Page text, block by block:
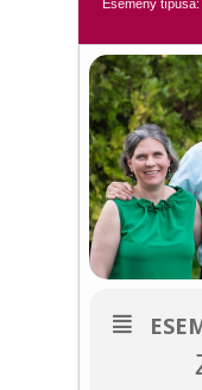
Esemény típusa: